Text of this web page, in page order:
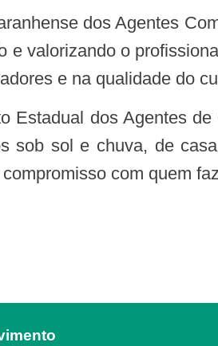
e valorizando o
e na qualidade do
sob sol e chuva, de
com quem